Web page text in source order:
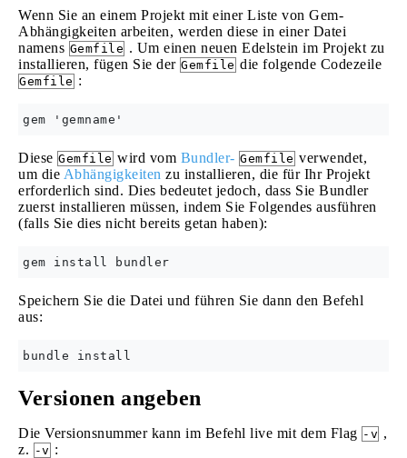
Wenn Sie an einem Projekt mit einer Liste von Gem-
Abhängigkeiten arbeiten, werden diese in einer Datei
namens Gemfile . Um einen neuen Edelstein im Projekt zu
installieren, fügen Sie der Gemfile die folgende Codezeile
Gemfile :
Diese Gemfile wird vom Bundler- Gemfile verwendet,
um die Abhängigkeiten zu installieren, die für Ihr Projekt
erforderlich sind. Dies bedeutet jedoch, dass Sie Bundler
zuerst installieren müssen, indem Sie Folgendes ausführen
(falls Sie dies nicht bereits getan haben):
Speichern Sie die Datei und führen Sie dann den Befehl
aus:
Versionen angeben
Die Versionsnummer kann im Befehl live mit dem Flag -v ,
z. -v :